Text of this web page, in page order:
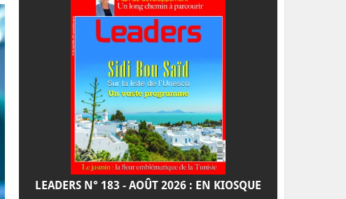
LEADERS N° 183 - AOÛT 2026 : EN KIOSQUE